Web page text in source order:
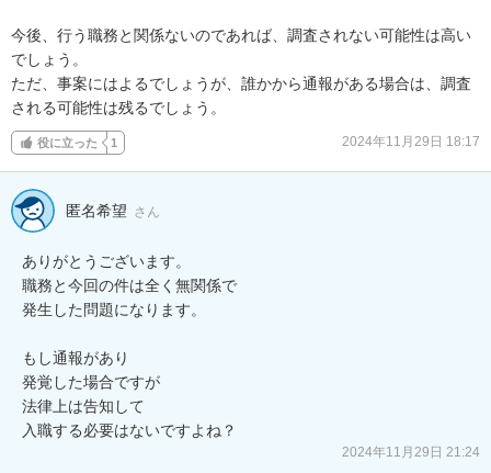
今後、行う職務と関係ないのであれば、調査されない可能性は高い
でしょう。
ただ、事案にはよるでしょうが、誰かから通報がある場合は、調査
される可能性は残るでしょう。
役に立った 1 2024年11月29日 18:17
匿名希望 さん
ありがとうございます。
職務と今回の件は全く無関係で
発生した問題になります。
もし通報があり
発覚した場合ですが
法律上は告知して
入職する必要はないですよね？
2024年11月29日 21:24